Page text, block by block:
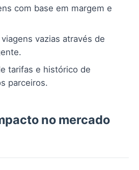
com base em margem e
vazias através de
tarifas e histórico de
parceiros.
no mercado